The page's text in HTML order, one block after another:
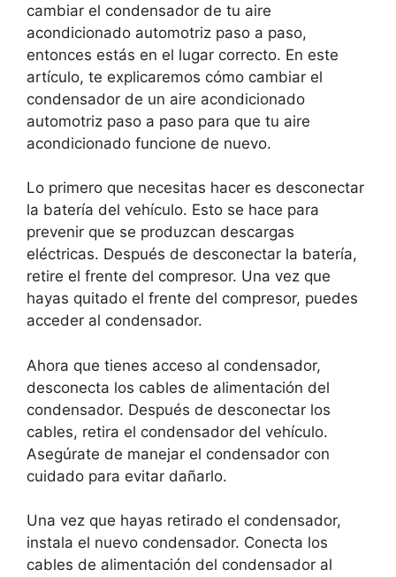
cambiar el condensador de tu aire
acondicionado automotriz paso a paso,
entonces estás en el lugar correcto. En este
artículo, te explicaremos cómo cambiar el
condensador de un aire acondicionado
automotriz paso a paso para que tu aire
acondicionado funcione de nuevo.
Lo primero que necesitas hacer es desconectar
la batería del vehículo. Esto se hace para
prevenir que se produzcan descargas
eléctricas. Después de desconectar la batería,
retire el frente del compresor. Una vez que
hayas quitado el frente del compresor, puedes
acceder al condensador.
Ahora que tienes acceso al condensador,
desconecta los cables de alimentación del
condensador. Después de desconectar los
cables, retira el condensador del vehículo.
Asegúrate de manejar el condensador con
cuidado para evitar dañarlo.
Una vez que hayas retirado el condensador,
instala el nuevo condensador. Conecta los
cables de alimentación del condensador al